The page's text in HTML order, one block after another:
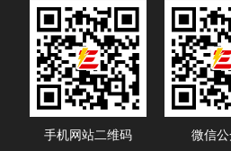
手机网站二维码 微信